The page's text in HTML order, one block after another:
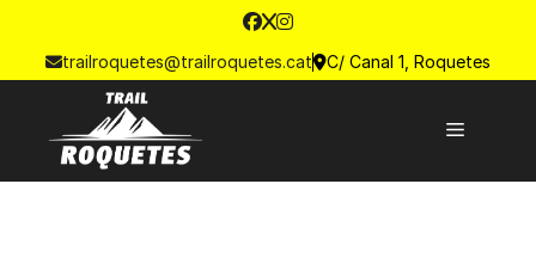
trailroquetes@trailroquetes.cat C/ Canal 1, Roquetes